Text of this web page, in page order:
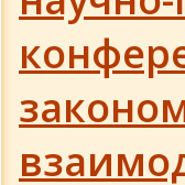
Труды и
Доклад
Три